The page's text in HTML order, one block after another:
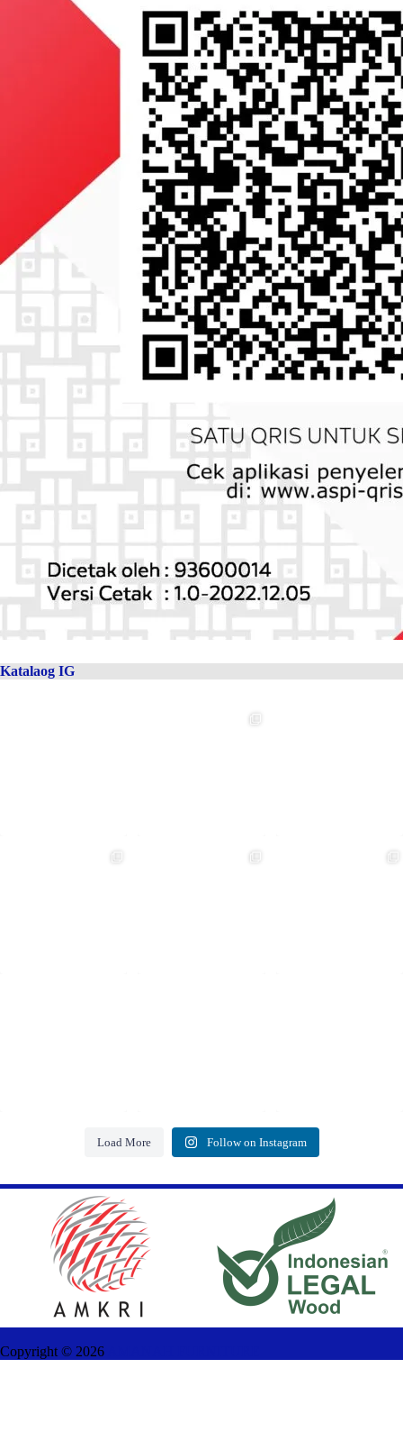
Katalaog IG
Load More Follow on Instagram
Copyright © 2026